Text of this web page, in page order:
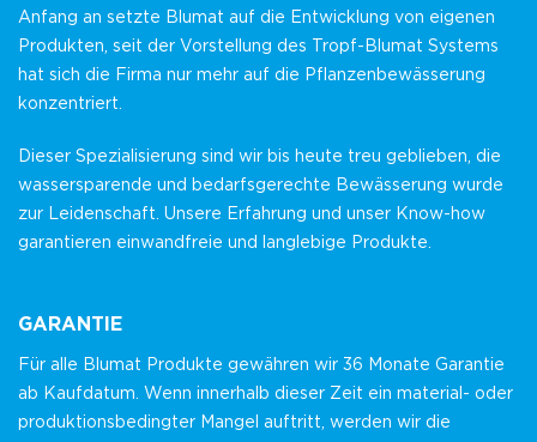
Anfang an setzte Blumat auf die Entwicklung von eigenen
Produkten, seit der Vorstellung des Tropf-Blumat Systems
hat sich die Firma nur mehr auf die Pflanzenbewässerung
konzentriert.
Dieser Spezialisierung sind wir bis heute treu geblieben, die
wassersparende und bedarfsgerechte Bewässerung wurde
zur Leidenschaft. Unsere Erfahrung und unser Know-how
garantieren einwandfreie und langlebige Produkte.
GARANTIE
Für alle Blumat Produkte gewähren wir 36 Monate Garantie
ab Kaufdatum. Wenn innerhalb dieser Zeit ein material- oder
produktionsbedingter Mangel auftritt, werden wir die